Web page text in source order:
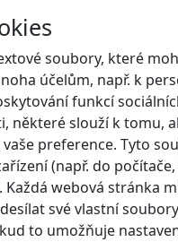
soubory, které
účelům, např. k
funkcí
některé slouží k tomu,
preference. Tyto
(např. do
webová stránka
své vlastní
to umožňuje